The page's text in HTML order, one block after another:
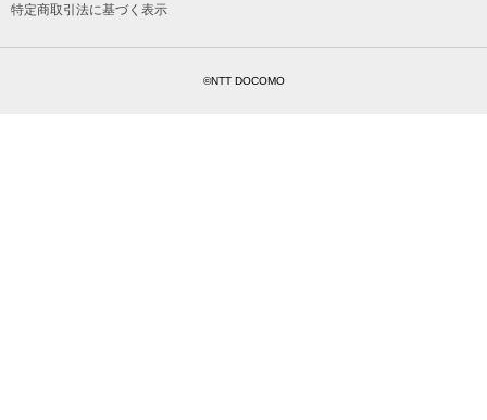
特定商取引法に基づく表示
©NTT DOCOMO